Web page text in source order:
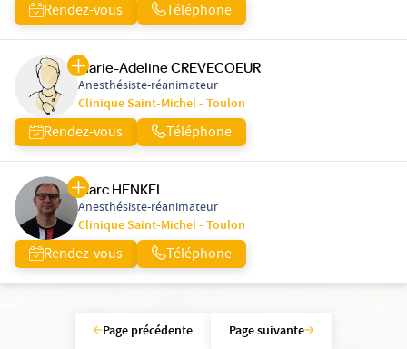
Rendez-vous Téléphone
Marie-Adeline CREVECOEUR
Anesthésiste-réanimateur
Clinique Saint-Michel - Toulon
Rendez-vous Téléphone
Marc HENKEL
Anesthésiste-réanimateur
Clinique Saint-Michel - Toulon
Rendez-vous Téléphone
Page précédente Page suivante